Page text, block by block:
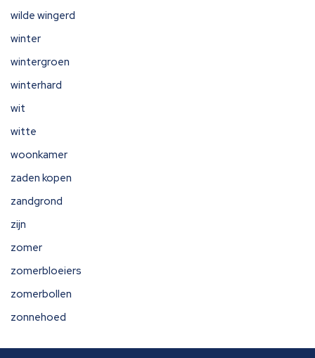
wilde wingerd
winter
wintergroen
winterhard
wit
witte
woonkamer
zaden kopen
zandgrond
zijn
zomer
zomerbloeiers
zomerbollen
zonnehoed